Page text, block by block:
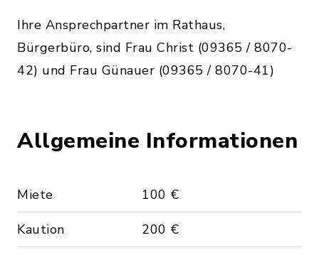
Ihre Ansprechpartner im Rathaus,
Bürgerbüro, sind Frau Christ (09365 / 8070-
42) und Frau Günauer (09365 / 8070-41)
Allgemeine Informationen
Miete 100 €
Kaution 200 €